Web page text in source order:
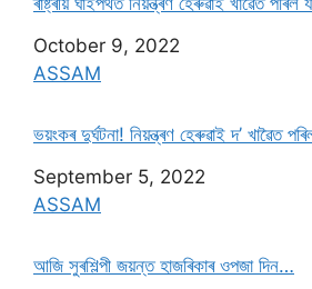
Date
October 9, 2022
In relation to
ASSAM
ভয়ংকৰ দুৰ্ঘটনা! নিয়ন্ত্ৰণ হেৰুৱাই দ’
Date
September 5, 2022
In relation to
ASSAM
আজি সুৰশিল্পী জয়ন্ত হাজৰিকাৰ ওপজা দিন…